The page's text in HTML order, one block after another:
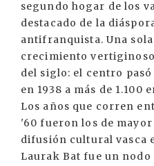
segundo hogar de los
destacado de la
antifranquista. Una
crecimiento
del siglo: el centro
en 1938 a más de 1.100
Los años que corren
'60 fueron los de
difusión cultural vasca
Laurak Bat fue un